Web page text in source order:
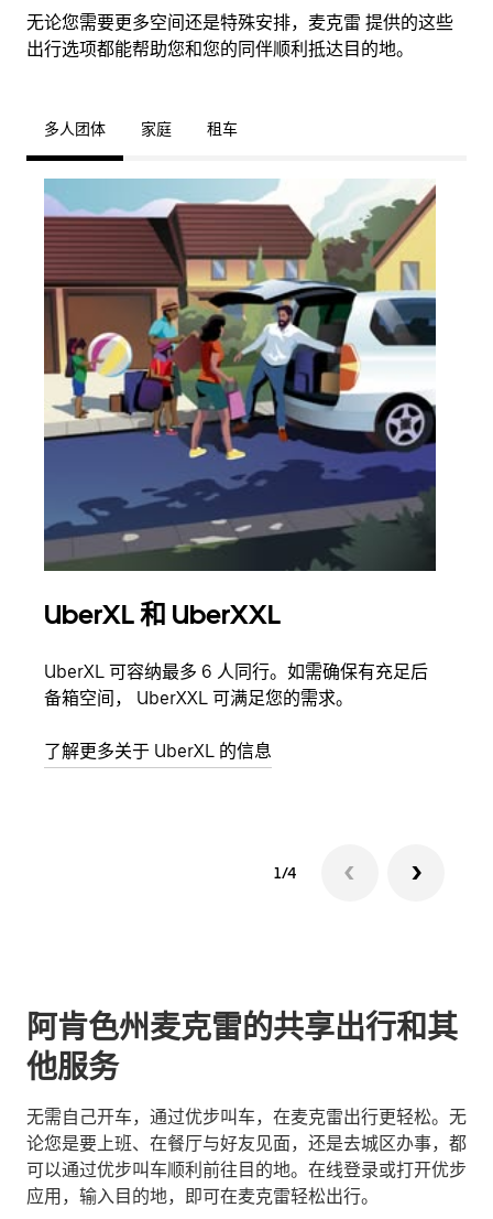
无论您需要更多空间还是特殊安排，麦克雷 提供的这些
出行选项都能帮助您和您的同伴顺利抵达目的地。
多人团体 家庭 租车
UberXL 和 UberXXL
UberXL 可容纳最多 6 人同行。如需确保有充足后
备箱空间， UberXXL 可满足您的需求。
了解更多关于 UberXL 的信息
1/4
阿肯色州麦克雷的共享出行和其
他服务
无需自己开车，通过优步叫车，在麦克雷出行更轻松。无
论您是要上班、在餐厅与好友见面，还是去城区办事，都
可以通过优步叫车顺利前往目的地。在线登录或打开优步
应用，输入目的地，即可在麦克雷轻松出行。